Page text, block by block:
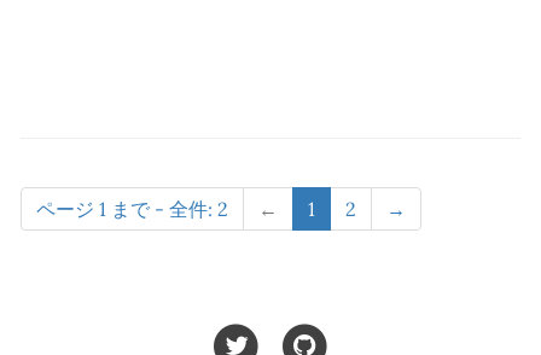
ページ 1 まで - 全件: 2 ← 1 2 →